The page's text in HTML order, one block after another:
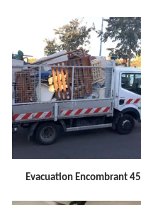
Evacuation Encombrant 45